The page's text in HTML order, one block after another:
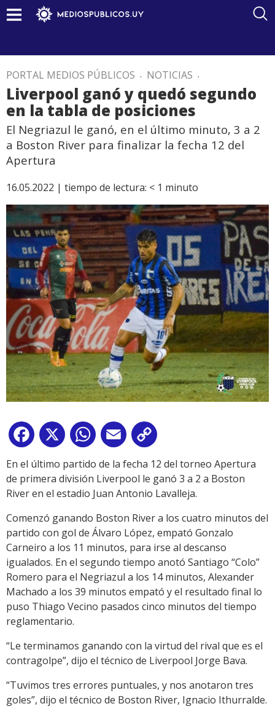
PORTAL MEDIOS PÚBLICOS . NOTICIAS .
Liverpool ganó y quedó segundo
en la tabla de posiciones
El Negriazul le ganó, en el último minuto, 3 a 2
a Boston River para finalizar la fecha 12 del
Apertura
16.05.2022 | tiempo de lectura: < 1 minuto
Facebook
X WhatsApp
Email
Link
En el último partido de la fecha 12 del torneo Apertura
de primera división Liverpool le ganó 3 a 2 a Boston
River en el estadio Juan Antonio Lavalleja.
Comenzó ganando Boston River a los cuatro minutos del
partido con gol de Álvaro López, empató Gonzalo
Carneiro a los 11 minutos, para irse al descanso
igualados. En el segundo tiempo anotó Santiago “Colo”
Romero para el Negriazul a los 14 minutos, Alexander
Machado a los 39 minutos empató y el resultado final lo
puso Thiago Vecino pasados cinco minutos del tiempo
reglamentario.
“Le terminamos ganando con la virtud del rival que es el
contragolpe”, dijo el técnico de Liverpool Jorge Bava.
“Tuvimos tres errores puntuales, y nos anotaron tres
goles”, dijo el técnico de Boston River, Ignacio Ithurralde.